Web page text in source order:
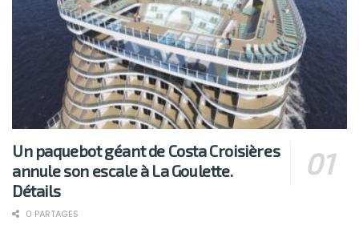
Un paquebot géant de Costa Croisières
annule son escale à La Goulette.
Détails
0 PARTAGES